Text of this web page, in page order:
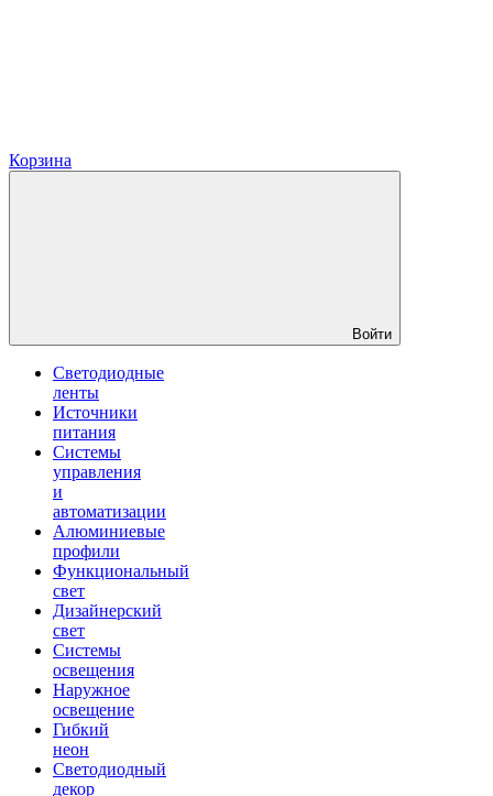
Корзина
Войти
Светодиодные
ленты
Источники
питания
Системы
управления
и
автоматизации
Алюминиевые
профили
Функциональный
свет
Дизайнерский
свет
Системы
освещения
Наружное
освещение
Гибкий
неон
Светодиодный
декор